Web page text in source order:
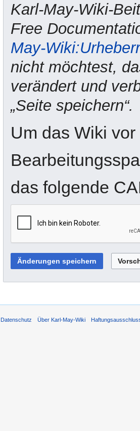
Karl-May-Wiki-
Free
May-
nicht möchtest,
verändert und
„Seite speichern“.
Um das Wiki
das folgende
Datenschutz Über Karl-May-Wiki